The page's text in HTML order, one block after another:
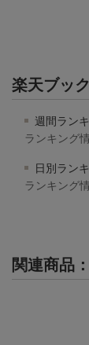
楽天ブッ
週間ラン
ランキング
日別ラン
ランキング
関連商品 ：